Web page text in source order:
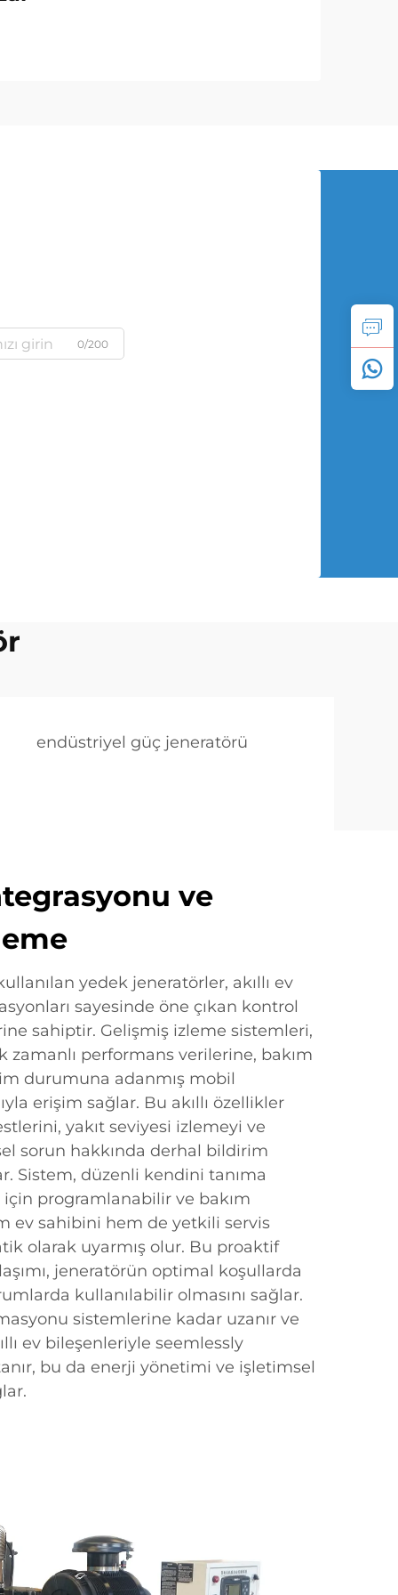
0/200
endüstriyel güç jeneratörü
ve
yedek jeneratörler, akıllı ev
sayesinde öne çıkan kontrol
sahiptir. Gelişmiş izleme sistemleri,
zamanlı performans verilerine, bakım
durumuna adanmış mobil
erişim sağlar. Bu akıllı özellikler
yakıt seviyesi izlemeyi ve
sorun hakkında derhal bildirim
Sistem, düzenli kendini tanıma
programlanabilir ve bakım
ev sahibini hem de yetkili servis
olarak uyarmış olur. Bu proaktif
jeneratörün optimal koşullarda
kullanılabilir olmasını sağlar.
sistemlerine kadar uzanır ve
ev bileşenleriyle seemlessly
bu da enerji yönetimi ve işletimsel